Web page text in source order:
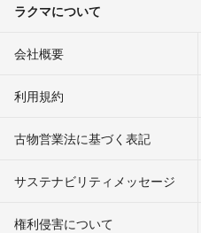
ラクマについて
会社概要
利用規約
古物営業法に基づく表記
サステナビリティメッセージ
権利侵害について